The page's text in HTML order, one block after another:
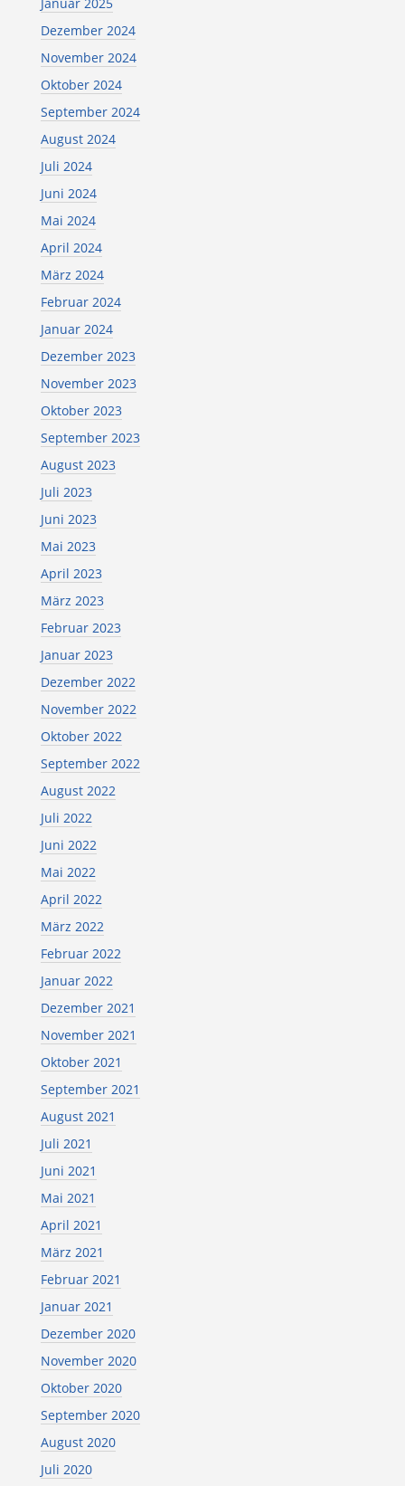
Dezember 2024
November 2024
Oktober 2024
September 2024
August 2024
Juli 2024
Juni 2024
Mai 2024
April 2024
März 2024
Februar 2024
Januar 2024
Dezember 2023
November 2023
Oktober 2023
September 2023
August 2023
Juli 2023
Juni 2023
Mai 2023
April 2023
März 2023
Februar 2023
Januar 2023
Dezember 2022
November 2022
Oktober 2022
September 2022
August 2022
Juli 2022
Juni 2022
Mai 2022
April 2022
März 2022
Februar 2022
Januar 2022
Dezember 2021
November 2021
Oktober 2021
September 2021
August 2021
Juli 2021
Juni 2021
Mai 2021
April 2021
März 2021
Februar 2021
Januar 2021
Dezember 2020
November 2020
Oktober 2020
September 2020
August 2020
Juli 2020